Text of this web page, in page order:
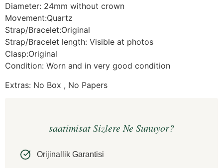
Diameter: 24mm without crown
Movement:Quartz
Strap/Bracelet:Original
Strap/Bracelet length: Visible at photos
Clasp:Original
Condition: Worn and in very good condition
Extras: No Box , No Papers
saatimisat Sizlere Ne Sunuyor?
Orijinallik Garantisi